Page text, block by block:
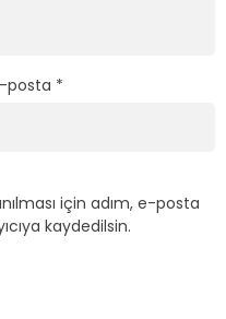
posta *
için adım, e-posta
kaydedilsin.